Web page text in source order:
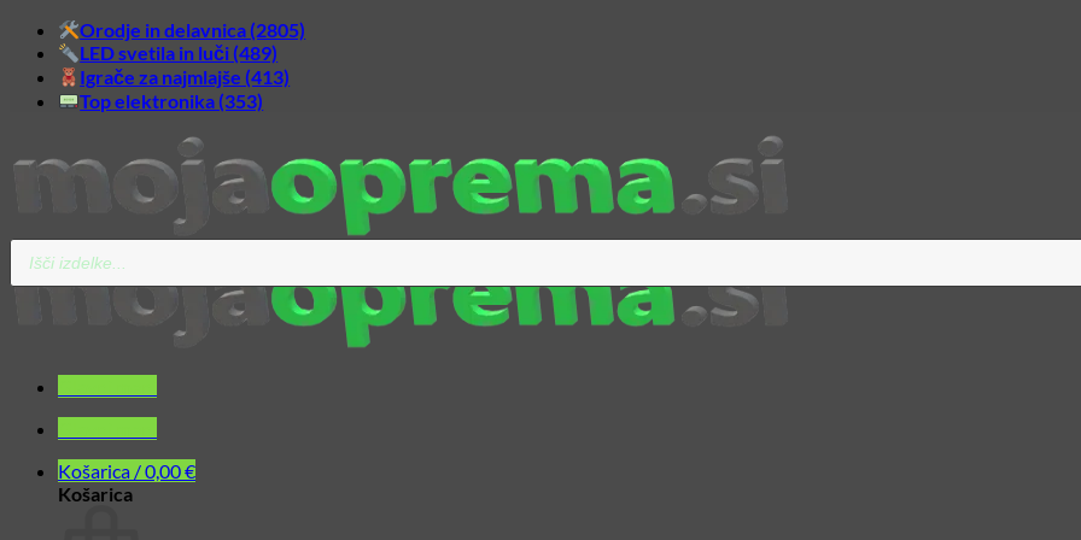
Orodje in delavnica (2805)
LED svetila in luči (489)
Igrače za najmlajše (413)
Top elektronika (353)
Košarica /0,00€
Košarica
Products
search